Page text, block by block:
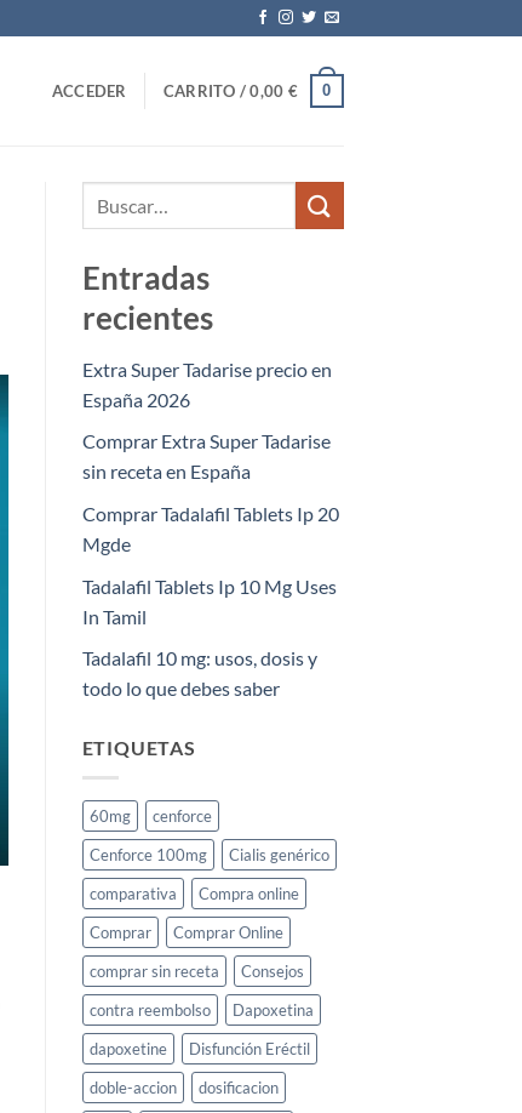
ACCEDER CARRITO /0,00 € 0
Entradas
recientes
Extra Super Tadarise precio en
España 2026
Comprar Extra Super Tadarise
sin receta en España
Comprar Tadalafil Tablets Ip 20
Mgde
Tadalafil Tablets Ip 10 Mg Uses
In Tamil
Tadalafil 10 mg: usos, dosis y
todo lo que debes saber
ETIQUETAS
60mg
cenforce
Cenforce 100mg
Cialis genérico
comparativa
Compra online
Comprar
Comprar Online
comprar sin receta
Consejos
contra reembolso
Dapoxetina
dapoxetine
Disfunción Eréctil
doble-accion
dosificacion